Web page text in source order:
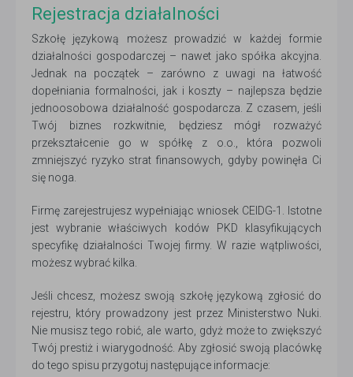
Rejestracja działalności
Szkołę językową możesz prowadzić w każdej formie
działalności gospodarczej – nawet jako spółka akcyjna.
Jednak na początek – zarówno z uwagi na łatwość
dopełniania formalności, jak i koszty – najlepsza będzie
jednoosobowa działalność gospodarcza. Z czasem, jeśli
Twój biznes rozkwitnie, będziesz mógł rozważyć
przekształcenie go w spółkę z o.o., która pozwoli
zmniejszyć ryzyko strat finansowych, gdyby powinęła Ci
się noga.
Firmę zarejestrujesz wypełniając wniosek CEIDG-1. Istotne
jest wybranie właściwych kodów PKD klasyfikujących
specyfikę działalności Twojej firmy. W razie wątpliwości,
możesz wybrać kilka.
Jeśli chcesz, możesz swoją szkołę językową zgłosić do
rejestru, który prowadzony jest przez Ministerstwo Nuki.
Nie musisz tego robić, ale warto, gdyż może to zwiększyć
Twój prestiż i wiarygodność. Aby zgłosić swoją placówkę
do tego spisu przygotuj następujące informacje: